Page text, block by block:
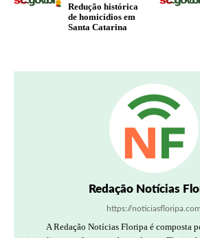
Redução histórica
de homicídios em
Santa Catarina
Redação Notícias
https://noticiasfloripa.com
A Redação Notícias Floripa é composta